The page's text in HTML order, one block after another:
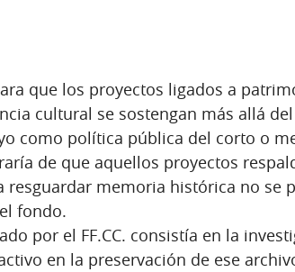
que los proyectos ligados a
cultural se sostengan más allá
como política pública del corto o
de que aquellos proyectos
resguardar memoria histórica no se
fondo.
por el FF.CC. consistía en la
en la preservación de ese